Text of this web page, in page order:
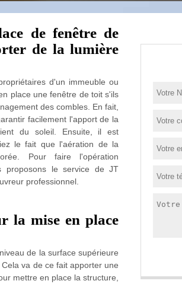
de fenêtre de
de la lumière
d'un immeuble ou
place une fenêtre de toit s'ils
des combles. En fait,
facilement l'apport de la
du soleil. Ensuite, il est
le fait que l'aération de la
Pour faire l'opération
proposons le service de JT
professionnel.
la mise en place
de la surface supérieure
va de ce fait apporter une
mettre en place la structure,